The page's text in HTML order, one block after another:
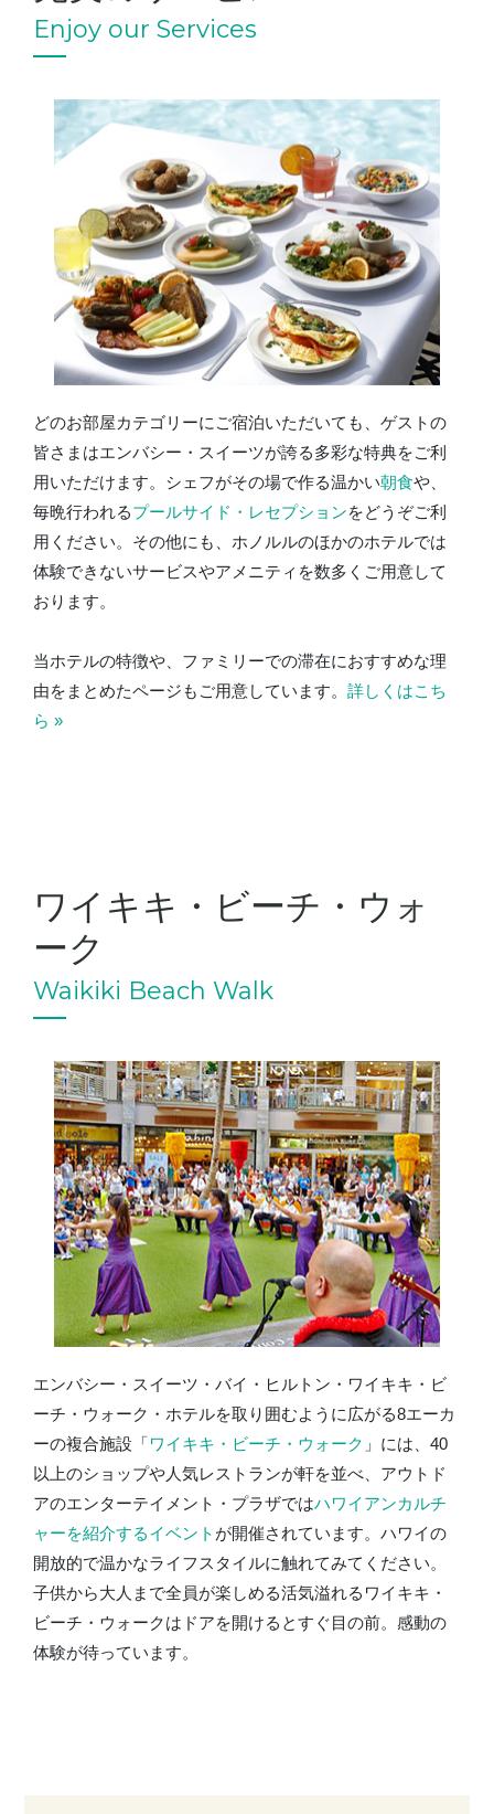
Enjoy our Services
どのお部屋カテゴリーにご宿泊いただいても、ゲストの
皆さまはエンバシー・スイーツが誇る多彩な特典をご利
用いただけます。シェフがその場で作る温かい朝食や、
毎晩行われるプールサイド・レセプションをどうぞご利
用ください。その他にも、ホノルルのほかのホテルでは
体験できないサービスやアメニティを数多くご用意して
おります。
当ホテルの特徴や、ファミリーでの滞在におすすめな理
由をまとめたページもご用意しています。 詳しくはこち
ら »
ワイキキ・ビーチ・ウォ
ーク
Waikiki Beach Walk
エンバシー・スイーツ・バイ・ヒルトン・ワイキキ・ビ
ーチ・ウォーク・ホテルを取り囲むように広がる8エーカ
ーの複合施設「ワイキキ・ビーチ・ウォーク 」には、40
以上のショップや人気レストランが軒を並べ、アウトド
アのエンターテイメント・プラザではハワイアンカルチ
ャーを紹介するイベント が開催されています。ハワイの
開放的で温かなライフスタイルに触れてみてください。
子供から大人まで全員が楽しめる活気溢れるワイキキ・
ビーチ・ウォークはドアを開けるとすぐ目の前。感動の
体験が待っています。